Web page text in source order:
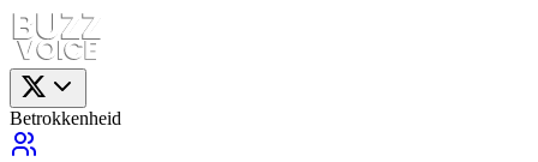
Betrokkenheid